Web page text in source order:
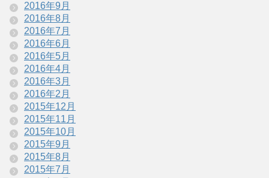
2016年9月
2016年8月
2016年7月
2016年6月
2016年5月
2016年4月
2016年3月
2016年2月
2015年12月
2015年11月
2015年10月
2015年9月
2015年8月
2015年7月